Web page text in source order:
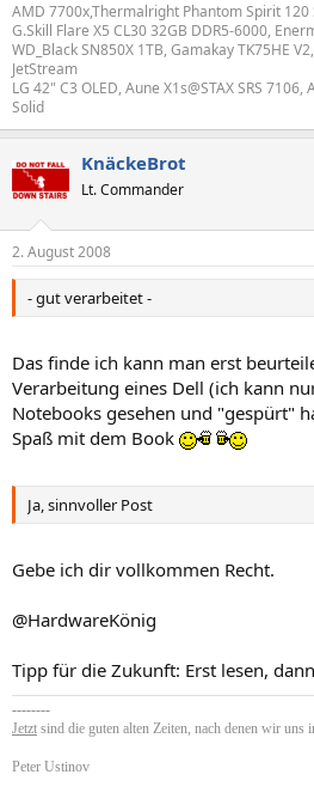
AMD 7700x,Thermalright Phantom Spirit 120
G.Skill Flare X5 CL30 32GB DDR5-6000,
WD_Black SN850X 1TB, Gamakay TK75HE
JetStream
LG 42" C3 OLED, Aune X1s@STAX SRS
Solid
KnäckeBrot
Lt. Commander
2. August 2008
- gut verarbeitet -
Das finde ich kann man erst
Verarbeitung eines Dell (ich kann
Notebooks gesehen und "gespürt"
Spaß mit dem Book
Ja, sinnvoller Post
Gebe ich dir vollkommen Recht.
@HardwareKönig
Tipp für die Zukunft: Erst lesen,
--------
Jetzt sind die guten alten Zeiten, nach denen wir uns
Peter Ustinov